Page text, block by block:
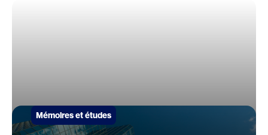
Mémoires et études